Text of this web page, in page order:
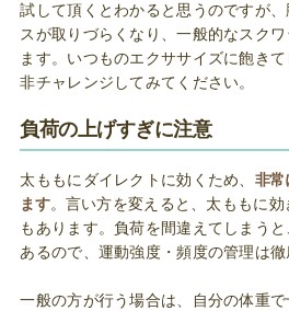
試して頂くとわかると思うのですが
スが取りづらくなり、一般的なスク
ます。いつものエクササイズに飽き
非チャレンジしてみてください。
負荷の上げすぎに注意
太ももにダイレクトに効くため、 非常
ます。言い方を変えると、太ももに
もあります。負荷を間違えてしまう
あるので、運動強度・頻度の管理は徹
一般の方が行う場合は、自分の体重